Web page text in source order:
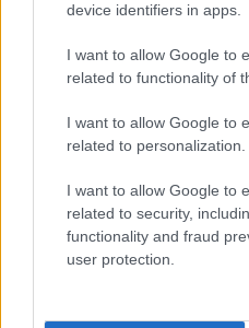
device identifiers in apps.
I want to allow Google to
related to functionality of
I want to allow Google to
related to personalization.
I want to allow Google to
related to security,
functionality and fraud
user protection.
Feliratkozom a hírlevélre
szabályzatot!